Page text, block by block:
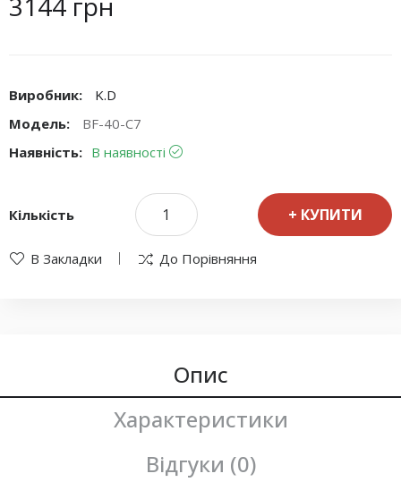
Виробник:
K.D
Модель:
BF-40-C7
Наявність: В наявності
Кількість КУПИТИ
В Закладки До Порівняння
Опис
Характеристики
Відгуки (0)